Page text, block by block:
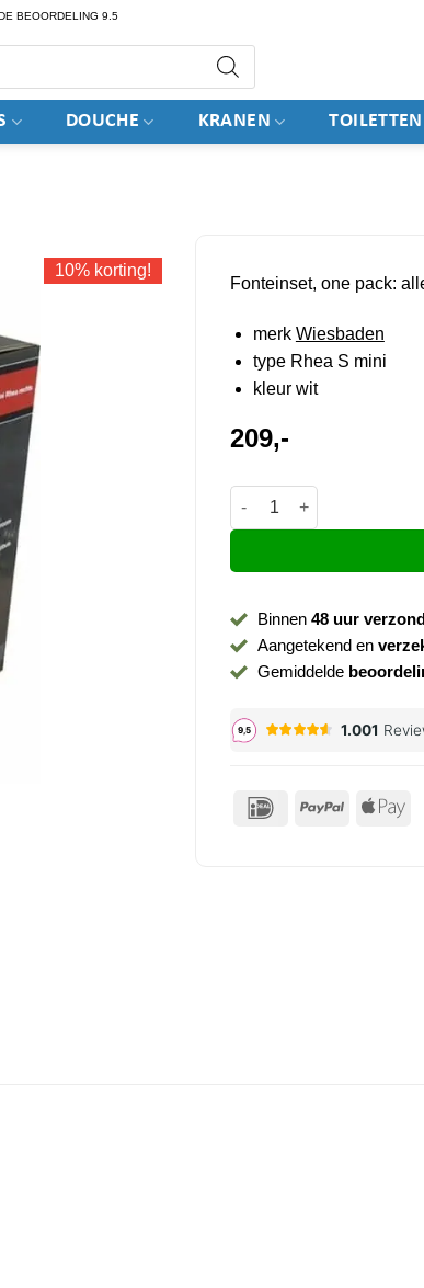
BEOORDELING 9.5
DOUCHE KRANEN TOILETTEN
10% korting!
Fonteinset, one pack:
merk Wiesbaden
type Rhea S mini
kleur wit
209,-
Fonteinset Rhea S mini
Binnen48 uur
Aangetekend en
Gemiddelde
IDeal PayPal